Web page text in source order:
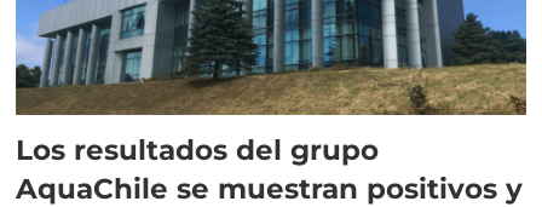
Los resultados del grupo
AquaChile se muestran positivos y